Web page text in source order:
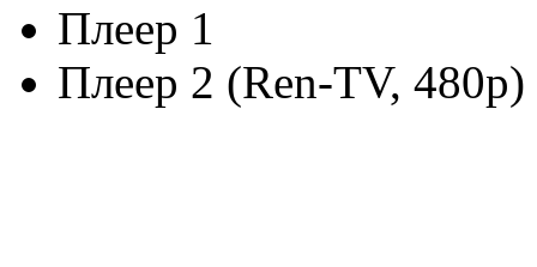
Плеер 1
Плеер 2 (Ren-TV, 480p)